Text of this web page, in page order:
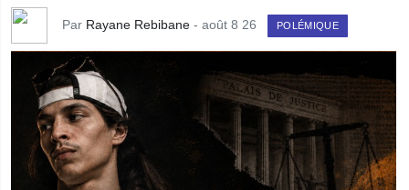
Par Rayane Rebibane - août 8 26 POLÉMIQUE